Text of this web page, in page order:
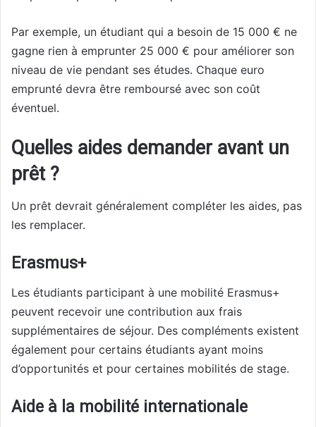
Par exemple, un étudiant qui a besoin de 15 000 € ne
gagne rien à emprunter 25 000 € pour améliorer son
niveau de vie pendant ses études. Chaque euro
emprunté devra être remboursé avec son coût
éventuel.
Quelles aides demander avant un
prêt ?
Un prêt devrait généralement compléter les aides, pas
les remplacer.
Erasmus+
Les étudiants participant à une mobilité Erasmus+
peuvent recevoir une contribution aux frais
supplémentaires de séjour. Des compléments existent
également pour certains étudiants ayant moins
d’opportunités et pour certaines mobilités de stage.
Aide à la mobilité internationale